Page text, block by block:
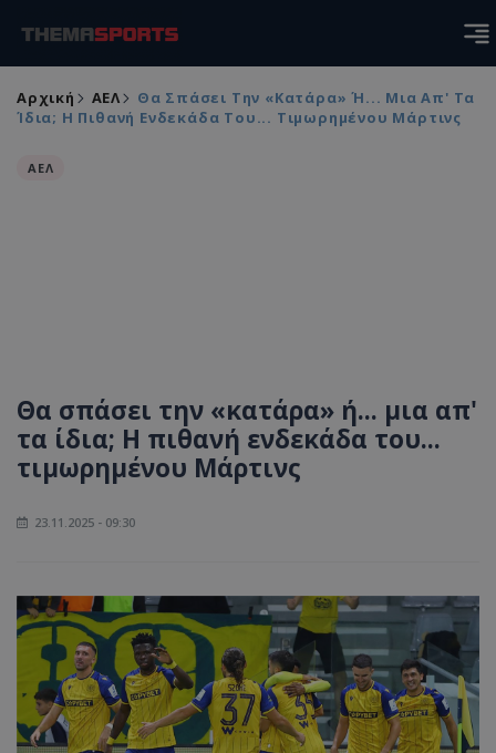
Αρχική ΑΕΛ
Θα Σπάσει Την «κατάρα» Ή... Μια Απ' Τα
Ίδια; Η Πιθανή Ενδεκάδα Του... Τιμωρημένου Μάρτινς
ΑΕΛ
Θα σπάσει την «κατάρα» ή... μια απ'
τα ίδια; Η πιθανή ενδεκάδα του...
τιμωρημένου Μάρτινς
23.11.2025 - 09:30